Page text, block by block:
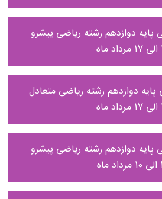
پایه دوازدهم رشته ریاضی پیشرو
پایه دوازدهم رشته ریاضی متعادل
پایه دوازدهم رشته ریاضی پیشرو